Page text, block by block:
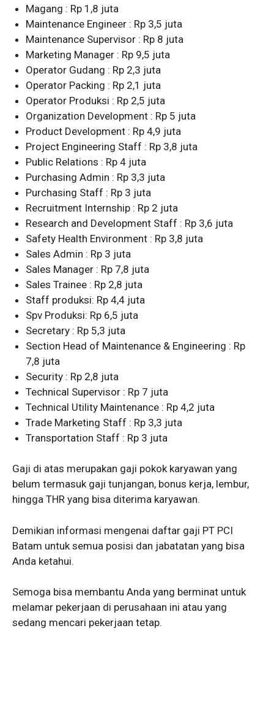
Magang : Rp 1,8 juta
Maintenance Engineer : Rp 3,5 juta
Maintenance Supervisor : Rp 8 juta
Marketing Manager : Rp 9,5 juta
Operator Gudang : Rp 2,3 juta
Operator Packing : Rp 2,1 juta
Operator Produksi : Rp 2,5 juta
Organization Development : Rp 5 juta
Product Development : Rp 4,9 juta
Project Engineering Staff : Rp 3,8 juta
Public Relations : Rp 4 juta
Purchasing Admin : Rp 3,3 juta
Purchasing Staff : Rp 3 juta
Recruitment Internship : Rp 2 juta
Research and Development Staff : Rp 3,6 juta
Safety Health Environment : Rp 3,8 juta
Sales Admin : Rp 3 juta
Sales Manager : Rp 7,8 juta
Sales Trainee : Rp 2,8 juta
Staff produksi: Rp 4,4 juta
Spv Produksi: Rp 6,5 juta
Secretary : Rp 5,3 juta
Section Head of Maintenance & Engineering : Rp
7,8 juta
Security : Rp 2,8 juta
Technical Supervisor : Rp 7 juta
Technical Utility Maintenance : Rp 4,2 juta
Trade Marketing Staff : Rp 3,3 juta
Transportation Staff : Rp 3 juta
Gaji di atas merupakan gaji pokok karyawan yang
belum termasuk gaji tunjangan, bonus kerja, lembur,
hingga THR yang bisa diterima karyawan.
Demikian informasi mengenai daftar gaji PT PCI
Batam untuk semua posisi dan jabatatan yang bisa
Anda ketahui.
Semoga bisa membantu Anda yang berminat untuk
melamar pekerjaan di perusahaan ini atau yang
sedang mencari pekerjaan tetap.